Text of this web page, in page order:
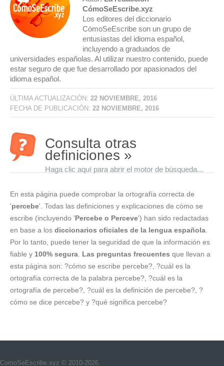
CómoSeEscribe.xyz
Los editores del diccionario
CómoSeEscribe son un grupo de
entusiastas del idioma español,
incluyendo a graduados de
universidades españolas. Al utilizar nuestro contenido, puede
estar seguro de que fue desarrollado por apasionados del
idioma español.
ÚLTIMA ACTUALIZACIÓN: 22 NOVIEMBRE, 2016
FECHA DE PUBLICACIÓN: 22 NOVIEMBRE, 2016
Consulta otras
definiciones »
Haga clic aquí para abrir el motor de búsqueda...
En esta página puede comprobar la ortografía correcta de
'percebe'. Todas las definiciones y explicaciones de cómo se
escribe (incluyendo 'Percebe o Perceve') han sido redactadas
en base a los diccionarios oficiales de la lengua española
Por lo tanto, puede tener la seguridad de que la información es
fiable y 100% segura Las preguntas frecuentes que llevan a
esta página son: ?cómo se escribe percebe?, ?cuál es la
ortografía correcta de la palabra percebe?, ?cuál es la
ortografía de percebe?, ?cuál es la definición de percebe?, ?
cómo se dice percebe? y ?qué significa percebe?
ComoSeEscribe.xyz © 2010-2026.